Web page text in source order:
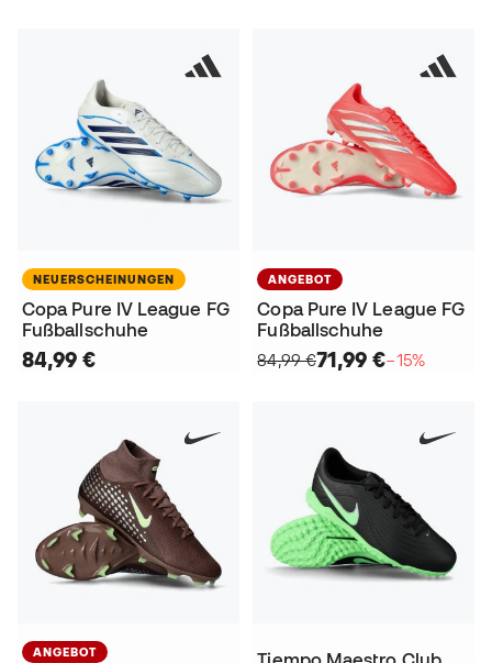
NEUERSCHEINUNGEN
Copa Pure IV League FG
Fußballschuhe
84,99 €
ANGEBOT
Copa Pure IV League FG
Fußballschuhe
84,99 €71,99 €−15%
ANGEBOT